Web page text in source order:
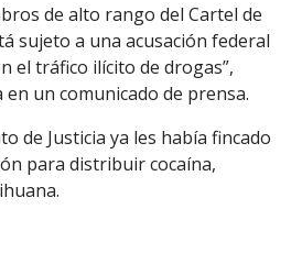
de alto rango del Cartel de
sujeto a una acusación federal
el tráfico ilícito de drogas”,
un comunicado de prensa.
de Justicia ya les había fincado
para distribuir cocaína,